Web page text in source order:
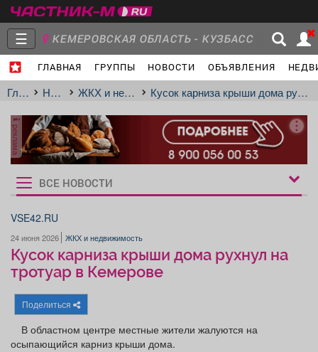
☰ КЕМЕРОВСКАЯ ОБЛАСТЬ - КУЗБАСС
ГЛАВНАЯ ГРУППЫ НОВОСТИ ОБЪЯВЛЕНИЯ
Главная
Группы
Объявления Недвижимость Услуги
Работа
Афиша Обучение Проекты
Главная Новости ЖКХ и недвижимость Кусок карниза крыши дома рухнул на тротуар в Кемерове
реклама
Рукбрики
новостей
ВСЕ НОВОСТИ
VSE42.RU
24 июня 2026 ЖКХ и недвижимость
Кусок карниза крыши дома рухнул на
тротуар в Кемерове
Поделиться
В областном центре местные жители жалуются на
осыпающийся карниз крыши дома.